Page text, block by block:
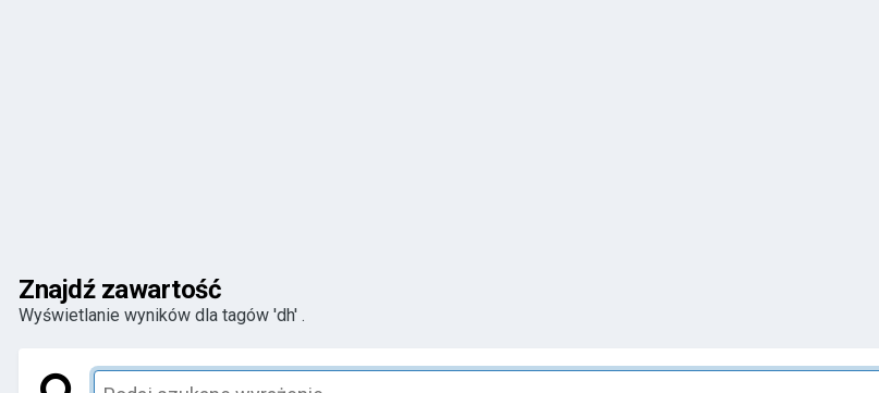
Znajdź zawartość
Wyświetlanie wyników dla tagów 'dh' .